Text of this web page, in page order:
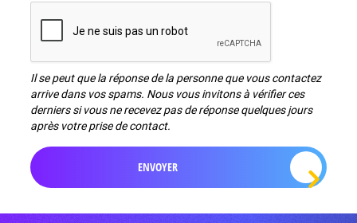
Il se peut que la réponse de la personne que vous contactez
arrive dans vos spams. Nous vous invitons à vérifier ces
derniers si vous ne recevez pas de réponse quelques jours
après votre prise de contact.